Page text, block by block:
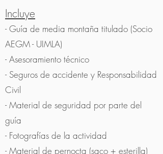
Incluye
- Guía de media montaña titulado (Socio
AEGM - UIMLA)
- Asesoramiento técnico
- Seguros de accidente y Responsabilidad
Civil
- Material de seguridad por parte del
guía
- Fotografías de la actividad
- Material de pernocta (saco + esterilla)